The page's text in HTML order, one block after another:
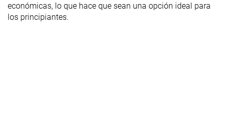
económicas, lo que hace que sean una opción ideal para
los principiantes.